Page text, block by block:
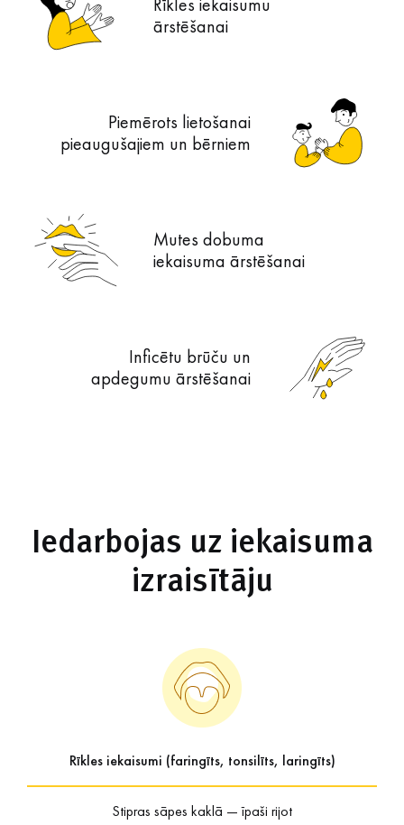
ārstēšanai
Piemērots lietošanai
pieaugušajiem un bērniem
Mutes dobuma
iekaisuma ārstēšanai
Inficētu brūču un
apdegumu ārstēšanai
Iedarbojas uz iekaisuma
izraisītāju
Rīkles iekaisumi (faringīts, tonsilīts, laringīts)
Stipras sāpes kaklā — īpaši rijot